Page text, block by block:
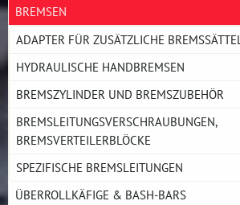
BREMSEN
ADAPTER FÜR ZUSÄTZLICHE BREMSSÄTTEL
HYDRAULISCHE HANDBREMSEN
BREMSZYLINDER UND BREMSZUBEHÖR
BREMSLEITUNGSVERSCHRAUBUNGEN,
BREMSVERTEILERBLÖCKE
SPEZIFISCHE BREMSLEITUNGEN
ÜBERROLLKÄFIGE & BASH-BARS